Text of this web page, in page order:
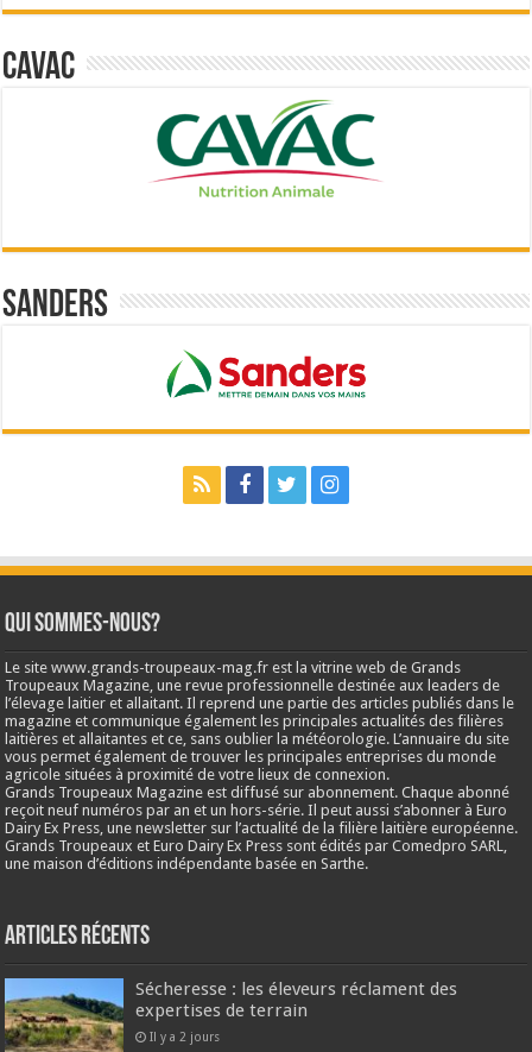
Cavac
Sanders
Qui sommes-nous?
Le site www.grands-troupeaux-mag.fr est la vitrine web de Grands
Troupeaux Magazine, une revue professionnelle destinée aux leaders de
l’élevage laitier et allaitant. Il reprend une partie des articles publiés dans le
magazine et communique également les principales actualités des filières
laitières et allaitantes et ce, sans oublier la météorologie. L’annuaire du site
vous permet également de trouver les principales entreprises du monde
agricole situées à proximité de votre lieux de connexion.
Grands Troupeaux Magazine est diffusé sur abonnement. Chaque abonné
reçoit neuf numéros par an et un hors-série. Il peut aussi s’abonner à Euro
Dairy Ex Press, une newsletter sur l’actualité de la filière laitière européenne.
Grands Troupeaux et Euro Dairy Ex Press sont édités par Comedpro SARL,
une maison d’éditions indépendante basée en Sarthe.
Articles récents
Sécheresse : les éleveurs réclament des
expertises de terrain
Il y a 2 jours